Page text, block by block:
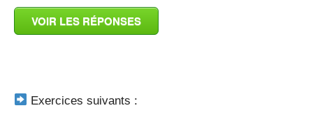
VOIR LES RÉPONSES
Exercices suivants :